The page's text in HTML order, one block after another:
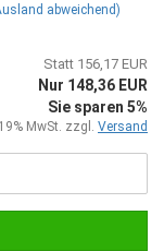
abweichend)
Statt 156,17 EUR
Nur 148,36 EUR
Sie sparen 5%
MwSt. zzgl. Versand